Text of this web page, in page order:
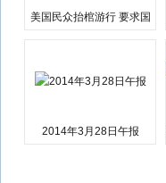
美国民众抬棺游行 要求国
2014年3月28日午报